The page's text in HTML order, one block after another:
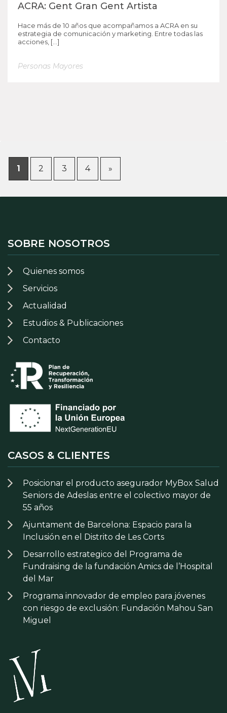
ACRA: Gent Gran Gent Artista
Hace más de 10 años que acompañamos a ACRA en su
estrategia de comunicación y marketing. Entre todas las
acciones, […]
Personas Mayores
1 2 3 4 »
SOBRE NOSOTROS
Quienes somos
Servicios
Actualidad
Estudios & Publicaciones
Contacto
CASOS & CLIENTES
Posicionar el producto asegurador MyBox Salud
Seniors de Adeslas entre el colectivo mayor de
55 años
Ajuntament de Barcelona: Espacio para la
Inclusión en el Distrito de Les Corts
Desarrollo estrategico del Programa de
Fundraising de la fundación Amics de l’Hospital
del Mar
Programa innovador de empleo para jóvenes
con riesgo de exclusión: Fundación Mahou San
Miguel